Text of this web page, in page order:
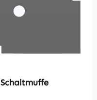
Schaltmuffe